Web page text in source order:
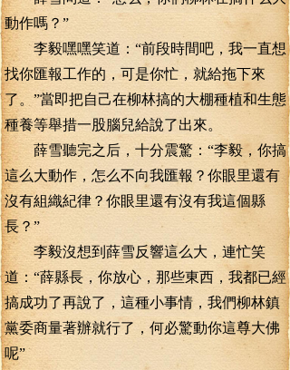
動作嗎？”
李毅嘿嘿笑道：“前段時間吧，我一直想
找你匯報工作的，可是你忙，就給拖下來
了。”當即把自己在柳林搞的大棚種植和生態
種養等舉措一股腦兒給說了出來。
薛雪聽完之后，十分震驚：“李毅，你搞
這么大動作，怎么不向我匯報？你眼里還有
沒有組織紀律？你眼里還有沒有我這個縣
長？”
李毅沒想到薛雪反響這么大，連忙笑
道：“薛縣長，你放心，那些東西，我都已經
搞成功了再說了，這種小事情，我們柳林鎮
黨委商量著辦就行了，何必驚動你這尊大佛
呢”